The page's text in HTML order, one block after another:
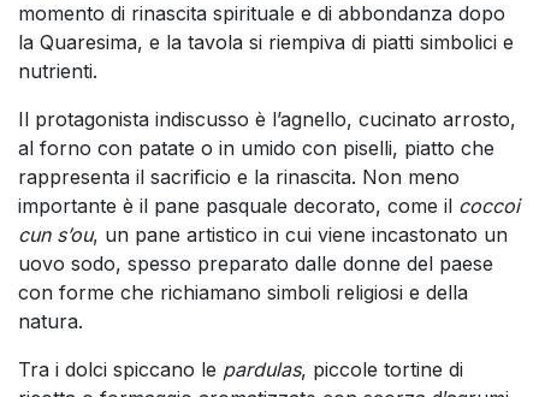
momento di rinascita spirituale e di abbondanza dopo
la Quaresima, e la tavola si riempiva di piatti simbolici e
nutrienti.
Il protagonista indiscusso è l’agnello, cucinato arrosto,
al forno con patate o in umido con piselli, piatto che
rappresenta il sacrificio e la rinascita. Non meno
importante è il pane pasquale decorato, come il coccoi
cun s’ou, un pane artistico in cui viene incastonato un
uovo sodo, spesso preparato dalle donne del paese
con forme che richiamano simboli religiosi e della
natura.
Tra i dolci spiccano le pardulas, piccole tortine di